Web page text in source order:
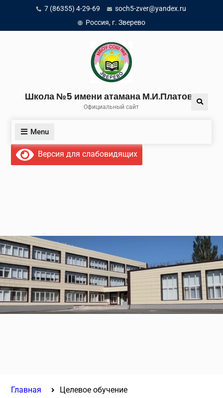
content
7 (86355) 4-29-69
soch5-zver@yandex.ru
Россия, г. Зверево
Школа №5 имени атамана М.И.Платова
Официальный сайт
Menu
Search
Версия для слабовидящих
Главная Целевое обучение